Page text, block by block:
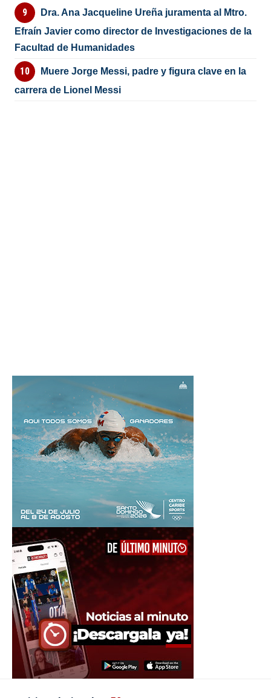
Dra. Ana Jacqueline Ureña juramenta al Mtro.
Efraín Javier como director de Investigaciones de la
Facultad de Humanidades
Muere Jorge Messi, padre y figura clave en la
carrera de Lionel Messi